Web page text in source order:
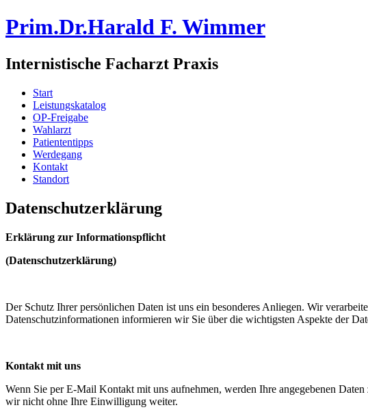
Prim.Dr.Harald F. Wimmer
Internistische Facharzt Praxis
Start
Leistungskatalog
OP-Freigabe
Wahlarzt
Patiententipps
Werdegang
Kontakt
Standort
Datenschutzerklärung
Erklärung zur Informationspflicht
(Datenschutzerklärung)
Der Schutz Ihrer persönlichen Daten ist uns ein besonderes Anliegen. Wir
Datenschutzinformationen informieren wir Sie über die wichtigsten Aspekte der
Kontakt mit uns
Wenn Sie per E-Mail Kontakt mit uns aufnehmen, werden Ihre angegebenen
wir nicht ohne Ihre Einwilligung weiter.